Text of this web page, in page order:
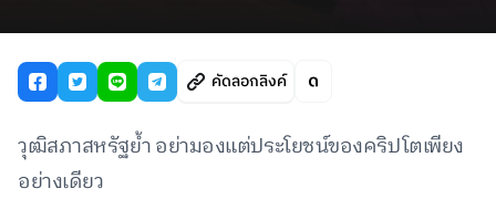
คัดลอกลิงค์
วุฒิสภาสหรัฐย้ำ อย่ามองแต่ประโยชน์ของคริปโตเพียง
อย่างเดียว